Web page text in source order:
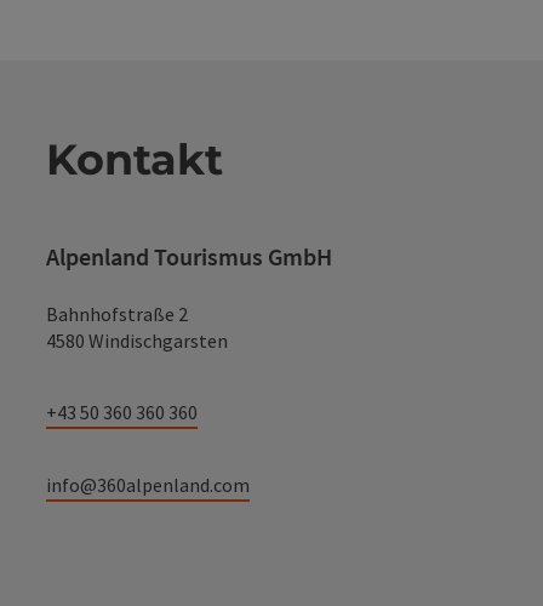
Kontakt
Alpenland Tourismus GmbH
Bahnhofstraße 2
4580 Windischgarsten
+43 50 360 360 360
info@360alpenland.com